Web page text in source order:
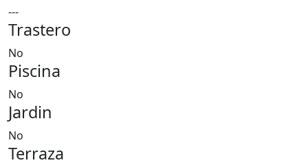
---
Trastero
No
Piscina
No
Jardin
No
Terraza